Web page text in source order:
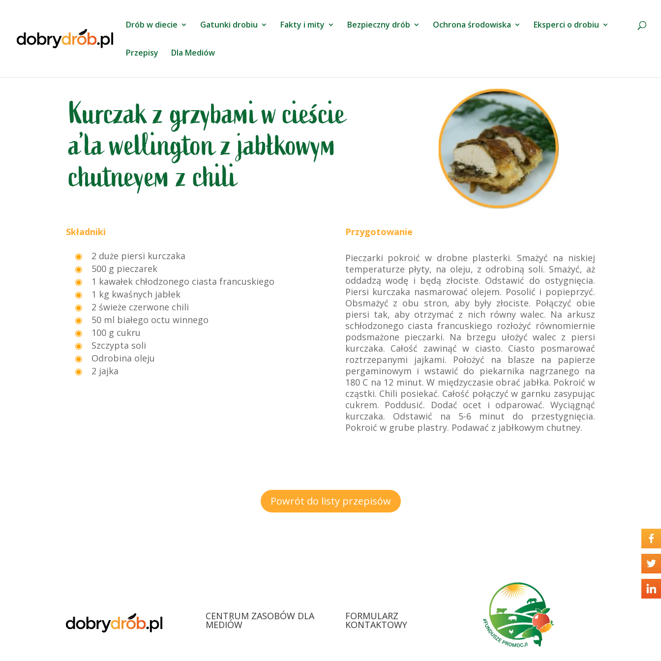
Drób w diecie Gatunki drobiu Fakty i mity Bezpieczny drób Ochrona środowiska Eksperci o drobiu
Przepisy Dla Mediów
Kurczak z grzybami w cieście
a’la wellington z jabłkowym
chutneyem z chili
Składniki
2 duże piersi kurczaka
500 g pieczarek
1 kawałek chłodzonego ciasta francuskiego
1 kg kwaśnych jabłek
2 świeże czerwone chili
50 ml białego octu winnego
100 g cukru
Szczypta soli
Odrobina oleju
2 jajka
Przygotowanie
Pieczarki pokroić w drobne plasterki. Smażyć na niskiej
temperaturze płyty, na oleju, z odrobiną soli. Smażyć, aż
oddadzą wodę i będą złociste. Odstawić do ostygnięcia.
Piersi kurczaka nasmarować olejem. Posolić i popieprzyć.
Obsmażyć z obu stron, aby były złociste. Połączyć obie
piersi tak, aby otrzymać z nich równy walec. Na arkusz
schłodzonego ciasta francuskiego rozłożyć równomiernie
podsmażone pieczarki. Na brzegu ułożyć walec z piersi
kurczaka. Całość zawinąć w ciasto. Ciasto posmarować
roztrzepanymi jajkami. Położyć na blasze na papierze
pergaminowym i wstawić do piekarnika nagrzanego na
180 C na 12 minut. W międzyczasie obrać jabłka. Pokroić w
cząstki. Chili posiekać. Całość połączyć w garnku zasypując
cukrem. Poddusić. Dodać ocet i odparować. Wyciągnąć
kurczaka. Odstawić na 5-6 minut do przestygnięcia.
Pokroić w grube plastry. Podawać z jabłkowym chutney.
Powrót do listy przepisów
CENTRUM ZASOBÓW DLA
MEDIÓW
FORMULARZ
KONTAKTOWY